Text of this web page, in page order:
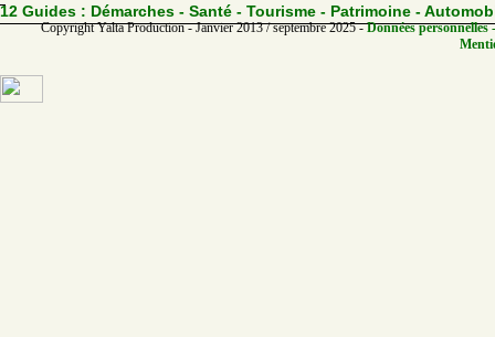
12 Guides : Démarches - Santé - Tourisme - Patrimoine -
Copyright Yalta Production - Janvier 2013 / septembre 2025 -Données personnelles